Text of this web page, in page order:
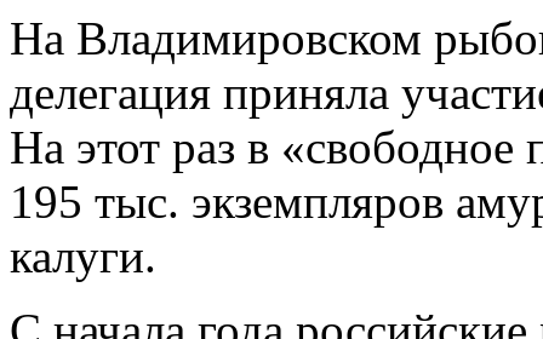
На Владимировском
делегация приняла
На этот раз в «свободное
195 тыс. экземпляров
калуги.